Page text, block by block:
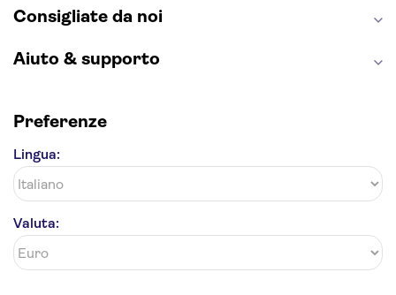
Consigliate da noi
Aiuto & supporto
Preferenze
Lingua:
Valuta: